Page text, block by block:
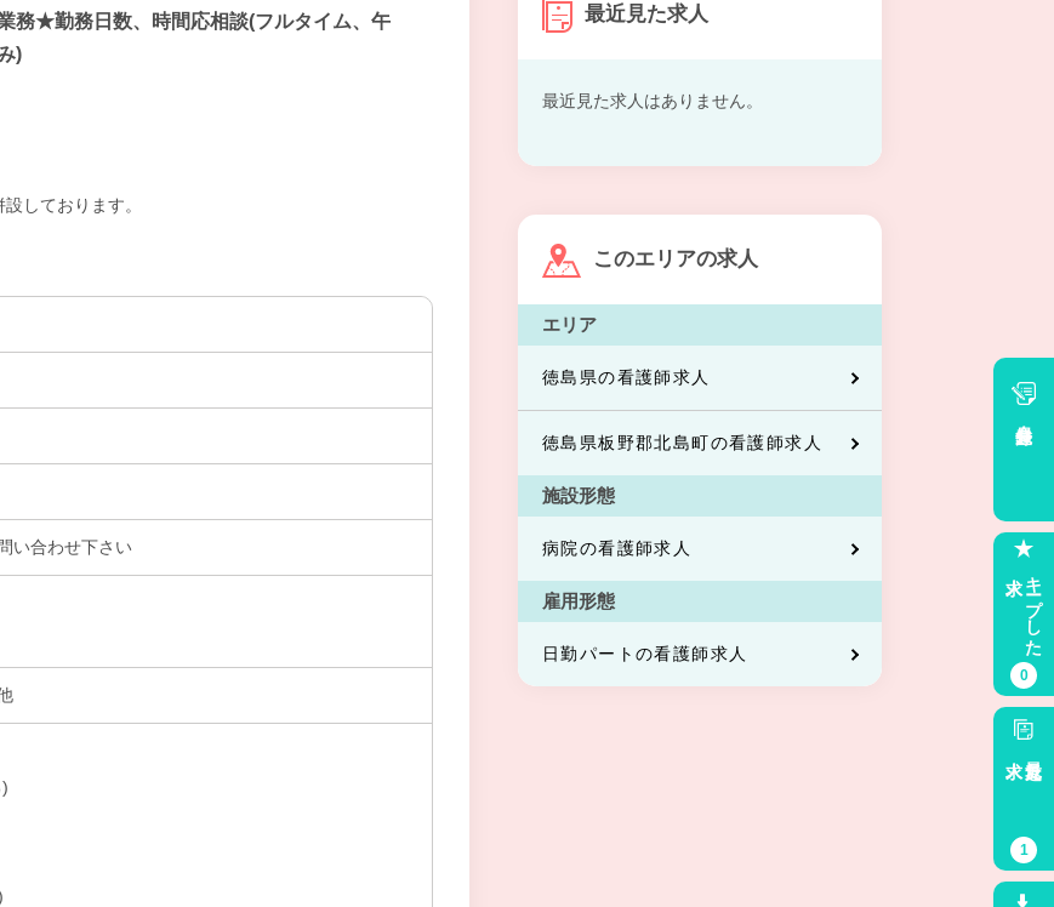
務★勤務日数、時間応相談(フルタイム、午
)
しております。
い合わせ下さい
最近見た求人
最近見た求人はありません。
このエリアの求人
エリア
徳島県の看護師求人
徳島県板野郡北島町の看護師求人
施設形態
病院の看護師求人
雇用形態
日勤パートの看護師求人
キープした
0
最近見た
1